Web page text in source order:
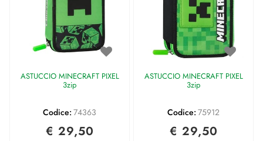
ASTUCCIO MINECRAFT PIXEL
3zip
Codice: 74363
€ 29,50
ASTUCCIO MINECRAFT PIXEL
3zip
Codice: 75912
€ 29,50